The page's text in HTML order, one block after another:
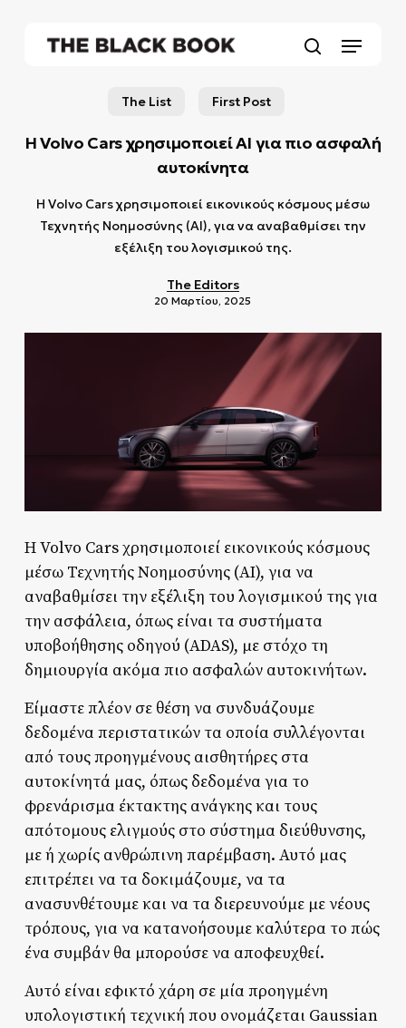
Menu
The List First Post
Η Volvo Cars χρησιμοποιεί AI για πιο ασφαλή
αυτοκίνητα
Η Volvo Cars χρησιμοποιεί εικονικούς κόσμους μέσω
Τεχνητής Νοημοσύνης (AI), για να αναβαθμίσει την
εξέλιξη του λογισμικού της.
The Editors
20 Μαρτίου, 2025
Η Volvo Cars χρησιμοποιεί εικονικούς κόσμους
μέσω Τεχνητής Νοημοσύνης (AI), για να
αναβαθμίσει την εξέλιξη του λογισμικού της για
την ασφάλεια, όπως είναι τα συστήματα
υποβοήθησης οδηγού (ADAS), με στόχο τη
δημιουργία ακόμα πιο ασφαλών αυτοκινήτων.
Είμαστε πλέον σε θέση να συνδυάζουμε
δεδομένα περιστατικών τα οποία συλλέγονται
από τους προηγμένους αισθητήρες στα
αυτοκίνητά μας, όπως δεδομένα για το
φρενάρισμα έκτακτης ανάγκης και τους
απότομους ελιγμούς στο σύστημα διεύθυνσης,
με ή χωρίς ανθρώπινη παρέμβαση. Αυτό μας
επιτρέπει να τα δοκιμάζουμε, να τα
ανασυνθέτουμε και να τα διερευνούμε με νέους
τρόπους, για να κατανοήσουμε καλύτερα το πώς
ένα συμβάν θα μπορούσε να αποφευχθεί.
Αυτό είναι εφικτό χάρη σε μία προηγμένη
υπολογιστική τεχνική που ονομάζεται Gaussian